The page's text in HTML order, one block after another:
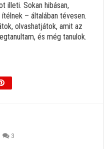
illeti. Sokan hibásan,
– általában tévesen.
olvashatjátok, amit az
és még tanulok.
3